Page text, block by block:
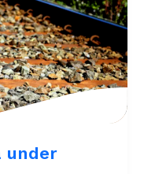
under